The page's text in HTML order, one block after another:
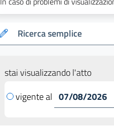
Ricerca semplice
stai visualizzando l'atto
vigente al